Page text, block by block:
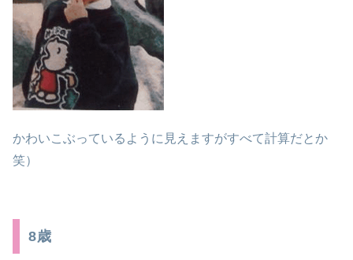
かわいこぶっているように見えますがすべて計算だとか
笑）
8歳